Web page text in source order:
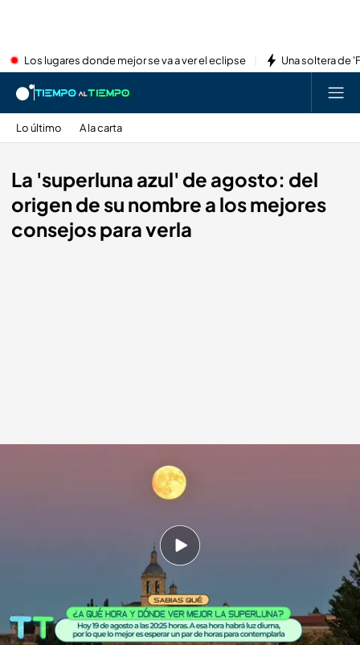
Los lugares donde mejor se va a ver el eclipse Una soltera de
Lo último A la carta
La 'superluna azul' de agosto: del
origen de su nombre a los mejores
consejos para verla
Llega la luna llena más grande y brillante del
año: así puedes disfrutarla
Mario Picazo explica el origen del nombre de la